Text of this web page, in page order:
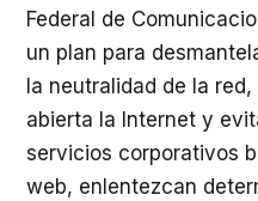
Federal de
un plan para
la neutralidad de la
abierta la Internet y
servicios corporativos
web, enlentezcan